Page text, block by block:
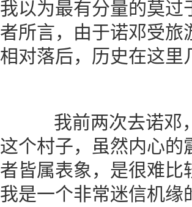
我以为最有分量的莫过
者所言，由于诺邓受旅
相对落后，历史在这里
我前两次去诺邓，
这个村子，虽然内心的
者皆属表象，是很难
我是一个非常迷信机缘